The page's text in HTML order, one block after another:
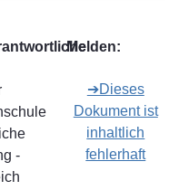
-
Melden:
➔Dieses
Dokument ist
inhaltlich
fehlerhaft